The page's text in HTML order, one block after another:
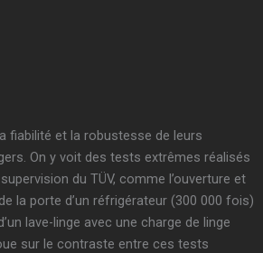
fiabilité et la robustesse de leurs
On y voit des tests extrêmes réalisés
du TÜV, comme l’ouverture et
la porte d’un réfrigérateur (300 000 fois)
lave-linge avec une charge de linge
sur le contraste entre ces tests